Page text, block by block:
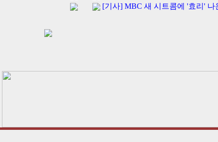
[기사] MBC 새 시트콤에 '효리' 나